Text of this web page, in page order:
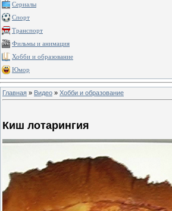
Сериалы
Спорт
Транспорт
Фильмы и анимация
Хобби и образование
Юмор
Главная » Видео » Хобби и образование
Киш лотарингия